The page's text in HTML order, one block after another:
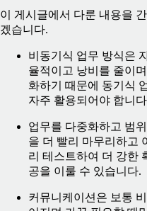
이 게시글에서 다룬 내용을
겠습니다.
비동기식 업무 방식은
율적이고 낭비를 줄이
화하기 때문에 동기식
자주 활용되어야 합니
업무를 다중화하고 범
을 더 빨리 마무리하고
리 테스트하여 더 강한
공을 이룰 수 있습니다.
커뮤니케이션은 보통